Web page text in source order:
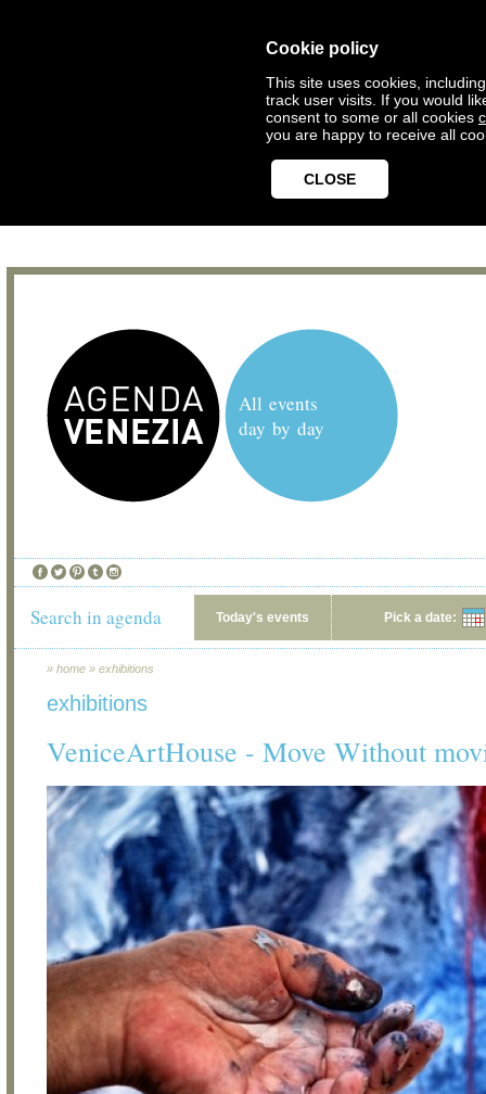
Cookie policy
This site uses cookies,
track user visits. If you would
consent to some or all cookies
you are happy to receive all
CLOSE
All events
day by day
Search in agenda Today's events Pick a date:
» home » exhibitions
exhibitions
VeniceArtHouse - Move Without